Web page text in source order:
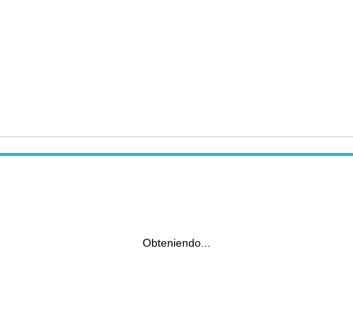
Obteniendo...